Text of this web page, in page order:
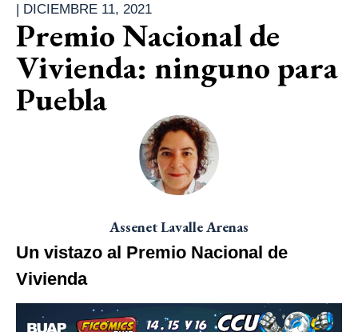
| DICIEMBRE 11, 2021
Premio Nacional de
Vivienda: ninguno para
Puebla
Assenet Lavalle Arenas
Un vistazo al Premio Nacional de
Vivienda